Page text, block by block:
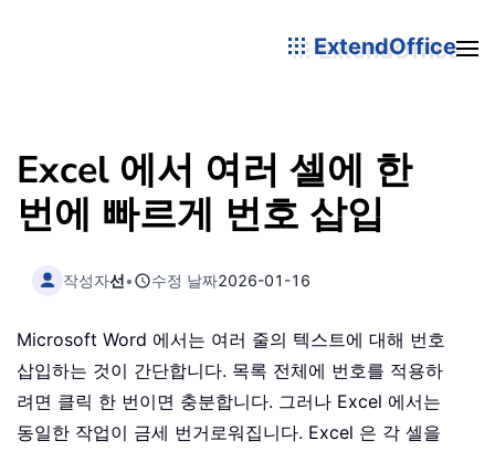
ExtendOffice
Excel 에서 여러 셀에 한
번에 빠르게 번호 삽입
작성자선• 수정 날짜2026-01-16
Microsoft Word 에서는 여러 줄의 텍스트에 대해 번호
삽입하는 것이 간단합니다. 목록 전체에 번호를 적용하
려면 클릭 한 번이면 충분합니다. 그러나 Excel 에서는
동일한 작업이 금세 번거로워집니다. Excel 은 각 셀을